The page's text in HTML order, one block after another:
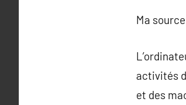
Ma
activités
et des